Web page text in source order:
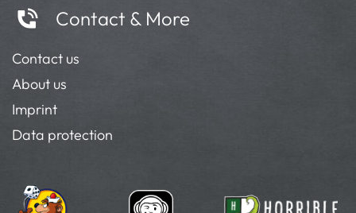
Contact & More
Contact us
About us
Imprint
Data protection